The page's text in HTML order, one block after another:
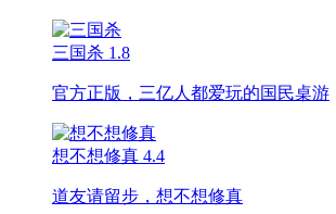
三国杀 1.8
官方正版，三亿人都爱玩的国民桌游
想不想修真 4.4
道友请留步，想不想修真